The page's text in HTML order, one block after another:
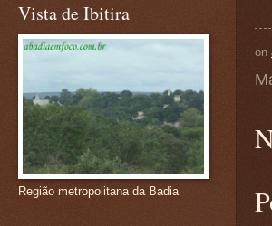
on
Vista de Ibitira
Região metropolitana da Badia